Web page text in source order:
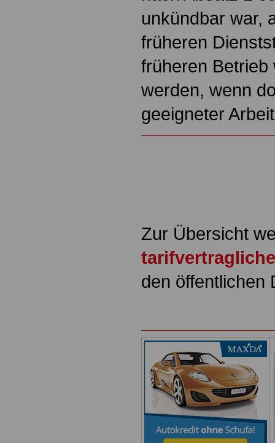
unkündbar war,
früheren
früheren Betrieb
werden, wenn
geeigneter
Zur Übersicht
den öffentlichen